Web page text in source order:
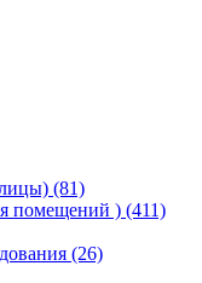
(81)
помещений ) (411)
(26)